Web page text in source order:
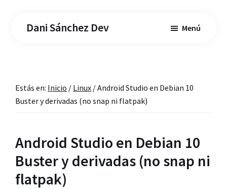
Dani Sánchez Dev Menú
Estás en: Inicio / Linux /Android Studio en Debian 10
Buster y derivadas (no snap ni flatpak)
Android Studio en Debian 10
Buster y derivadas (no snap ni
flatpak)